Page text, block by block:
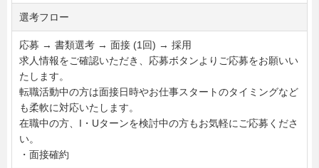
選考フロー
応募 → 書類選考 → 面接 (1回) → 採用
求人情報をご確認いただき、応募ボタンよりご応募をお願いい
たします。
転職活動中の方は面接日時やお仕事スタートのタイミングなど
も柔軟に対応いたします。
在職中の方、I・Uターンを検討中の方もお気軽にご応募くださ
い。
・面接確約